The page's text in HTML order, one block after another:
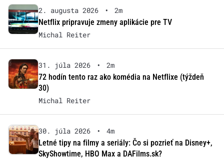
2. augusta 2026 •
2m
Netflix pripravuje zmeny aplikácie pre TV
Michal Reiter
31. júla 2026 •
2m
72 hodín tento raz ako komédia na Netflixe (týždeň
30)
Michal Reiter
30. júla 2026 •
4m
Letné tipy na filmy a seriály: Čo si pozrieť na Disney+,
SkyShowtime, HBO Max a DAFilms.sk?